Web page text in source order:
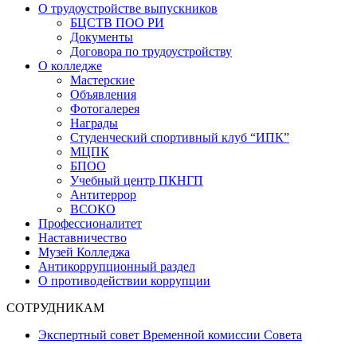
О трудоустройстве выпускников
БЦСТВ ПОО РИ
Документы
Договора по трудоустройству
О колледже
Мастерские
Объявления
Фотогалерея
Награды
Студенческий спортивный клуб “ИПК”
МЦПК
БПОО
Учебный центр ПКНГП
Антитеррор
ВСОКО
Профессионалитет
Наставничество
Музей Колледжа
Антикоррупционный раздел
О противодействии коррупции
СОТРУДНИКАМ
Экспертный совет Временной комиссии Совета